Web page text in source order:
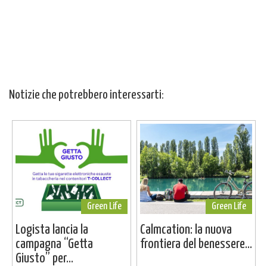
Notizie che potrebbero interessarti:
Green Life
Logista lancia la
campagna “Getta
Giusto” per...
Green Life
Calmcation: la nuova
frontiera del benessere...